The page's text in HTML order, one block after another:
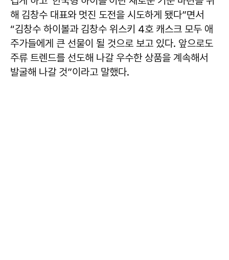
해 김창수 대표와 멋진 도전을 시도하게 됐다”면서
“김창수 하이볼과 김창수 위스키 4호 캐스크 모두 애
주가들에게 큰 선물이 될 것으로 보고 있다. 앞으로도
주류 트렌드를 선도해 나갈 우수한 상품을 계속해서
발굴해 나갈 것”이라고 말했다.